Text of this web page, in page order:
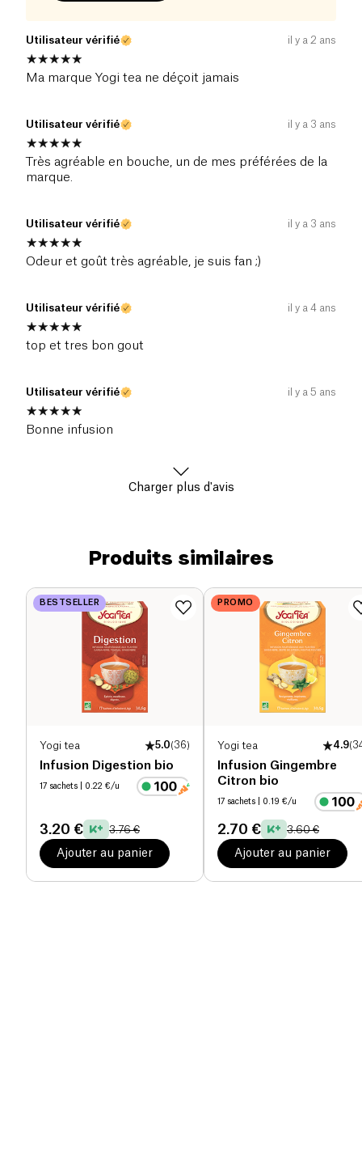
Utilisateur vérifié il y a 2 ans
Ma marque Yogi tea ne déçoit jamais
Utilisateur vérifié il y a 3 ans
Très agréable en bouche, un de mes préférées de la
marque.
Utilisateur vérifié il y a 3 ans
Odeur et goût très agréable, je suis fan ;)
Utilisateur vérifié il y a 4 ans
top et tres bon gout
Utilisateur vérifié il y a 5 ans
Bonne infusion
Charger plus d'avis
Produits similaires
BESTSELLER
Yogi tea 5.0(36)
Infusion Digestion bio
17 sachets | 0.22 €/u
3.20 € 3.76 €
Ajouter au panier
PROMO
Yogi tea 4.9(
Infusion Gingembre
Citron bio
17 sachets | 0.19 €/u
2.70 € 3.60 €
Ajouter au panier